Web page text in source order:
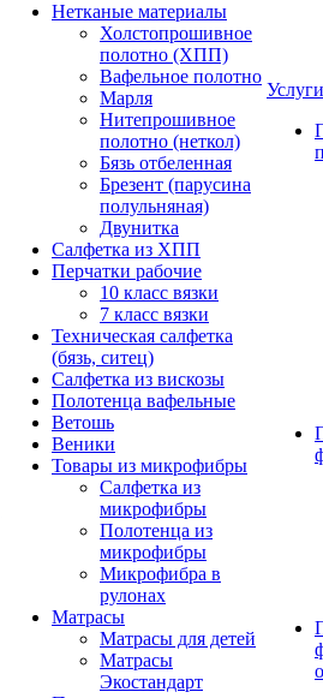
Нетканые материалы
Холстопрошивное
полотно (ХПП)
Вафельное полотно
Марля
Нитепрошивное
полотно (неткол)
Бязь отбеленная
Брезент (парусина
полульняная)
Двунитка
Салфетка из ХПП
Перчатки рабочие
10 класс вязки
7 класс вязки
Техническая салфетка
(бязь, ситец)
Салфетка из вискозы
Полотенца вафельные
Ветошь
Веники
Товары из микрофибры
Салфетка из
микрофибры
Полотенца из
микрофибры
Микрофибра в
рулонах
Матрасы
Матрасы для детей
Матрасы
Экостандарт